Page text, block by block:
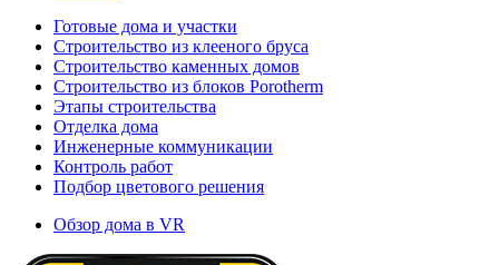
Готовые дома и участки
Строительство из клееного бруса
Строительство каменных домов
Строительство из блоков Porotherm
Этапы строительства
Отделка дома
Инженерные коммуникации
Контроль работ
Подбор цветового решения
Обзор дома в VR